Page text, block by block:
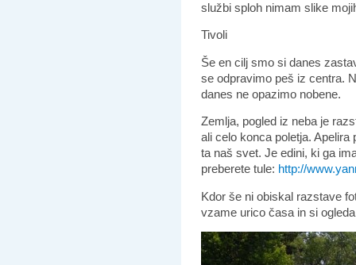
službi sploh nimam slike
Tivoli
Še en cilj smo si danes
se odpravimo peš iz centra.
danes ne opazimo nobene.
Zemlja, pogled iz neba je
ali celo konca poletja.
ta naš svet. Je edini, ki ga
preberete tule: http://
Kdor še ni obiskal razstave
vzame urico časa in si